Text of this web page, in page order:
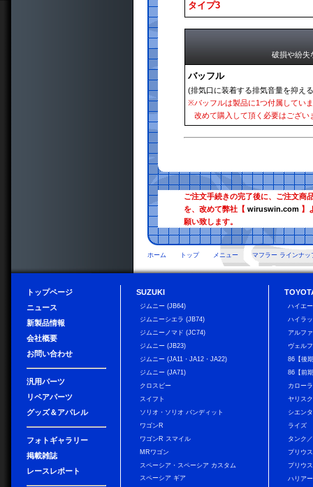
タイプ3
破損や紛失
バッフル
(排気口に装着する排気音量を抑え
※バッフルは製品に1つ付属してい
改めて購入して頂く必要はござい
ご注文手続きの完了後に、ご注文商
を、改めて弊社【wiruswin.com 】
願い致します。
ホーム トップ メニュー マフラー ラインナッ
トップページ
ニュース
新製品情報
会社概要
お問い合わせ
汎用パーツ
リペアパーツ
グッズ＆アパレル
フォトギャラリー
掲載雑誌
レースレポート
SUZUKI
ジムニー (JB64)
ジムニーシエラ (JB74)
ジムニーノマド (JC74)
ジムニー (JB23)
ジムニー (JA11・JA12・JA22)
ジムニー (JA71)
クロスビー
スイフト
ソリオ・ソリオ バンディット
ワゴンR
ワゴンR スマイル
MRワゴン
スペーシア・スペーシア カスタム
スペーシア ギア
ハイエ
ハイラ
アルフ
ヴェル
86【後
86【前
カロー
ヤリス
シエンタ
ライズ
タンク
プリウス
プリウ
ハリアー